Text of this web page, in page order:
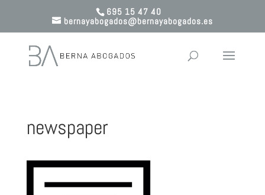
695 15 47 40
bernayabogados@bernayabogados.es
newspaper